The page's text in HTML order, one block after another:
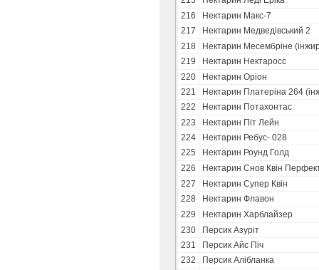
216
Нектарин Макс-7
217
Нектарин Медведівський 2
218
Нектарин Месембріне
219
Нектарин Нектаросс
220
Нектарин Оріон
221
Нектарин Платеріна 264
222
Нектарин Потахонтас
223
Нектарин Піт Лейн
224
Нектарин Ребус- 028
225
Нектарин Роунд Голд
226
Нектарин Снов Квін
227
Нектарин Супер Квін
228
Нектарин Флавон
229
Нектарин Харблайзер
230
Персик Азуріт
231
Персик Айс Піч
232
Персик Алібланка